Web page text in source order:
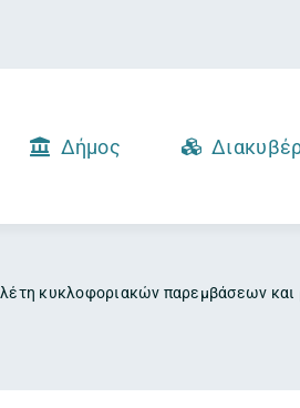
Δήμος
κυκλοφοριακών παρεμβάσεων